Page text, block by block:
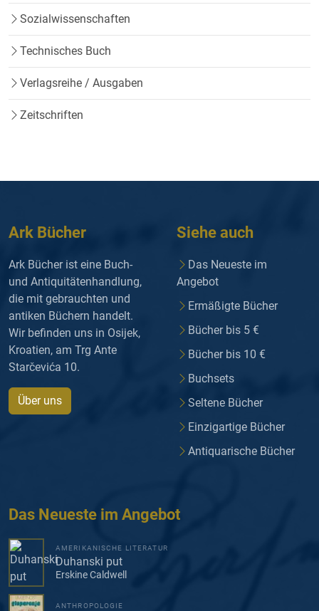
Sozialwissenschaften
Technisches Buch
Verlagsreihe / Ausgaben
Zeitschriften
Ark Bücher
Ark Bücher ist eine Buch-
und Antiquitätenhandlung,
die mit gebrauchten und
antiken Büchern handelt.
Wir befinden uns in Osijek,
Kroatien, am Trg Ante
Starčevića 10.
Über uns
Siehe auch
Das Neueste im
Angebot
Ermäßigte Bücher
Bücher bis 5 €
Bücher bis 10 €
Buchsets
Seltene Bücher
Einzigartige Bücher
Antiquarische Bücher
Das Neueste im Angebot
AMERIKANISCHE LITERATUR
Duhanski put
Erskine Caldwell
ANTHROPOLOGIE